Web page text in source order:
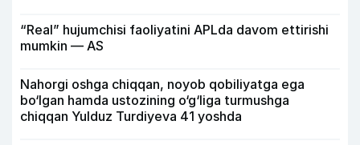
“Real” hujumchisi faoliyatini APLda davom ettirishi
mumkin — AS
Nahorgi oshga chiqqan, noyob qobiliyatga ega
bo‘lgan hamda ustozining o‘g‘liga turmushga
chiqqan Yulduz Turdiyeva 41 yoshda